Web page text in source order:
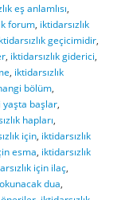
eş anlamlısı,
forum, iktidarsızlık
geçicimidir,
, iktidarsızlık giderici,
, iktidarsızlık
bölüm,
yaşta başlar,
hapları,
için, iktidarsızlık
esma, iktidarsızlık
için ilaç,
dua,